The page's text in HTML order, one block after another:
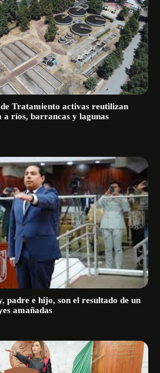
de Tratamiento activas reutilizan
a ríos, barrancas y lagunas
padre e hijo, son el resultado de un
amañadas